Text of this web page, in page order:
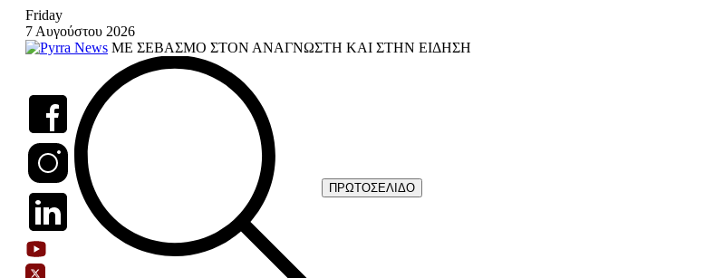
Skip
content
Friday
7 Αυγούστου 2026
ΜΕ ΣΕΒΑΣΜΟ ΣΤΟΝ ΑΝΑΓΝΩΣΤΗ ΚΑΙ ΣΤΗΝ ΕΙΔΗΣΗ
ΠΡΩΤΟΣΕΛΙΔΟ